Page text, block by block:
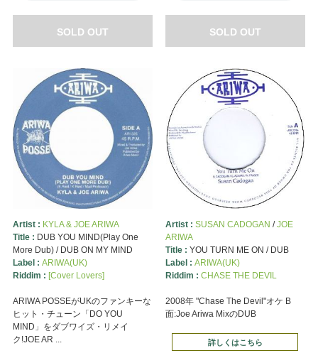
SOLD OUT SOLD OUT
Artist : KYLA & JOE ARIWA
Title : DUB YOU MIND(Play One
More Dub) / DUB ON MY MIND
Label : ARIWA(UK)
Riddim : [Cover Lovers]
ARIWA POSSEがUKのファンキーな
ヒット・チューン「DO YOU
MIND」をダブワイズ・リメイ
ク!JOE AR ...
Artist : SUSAN CADOGAN /JOE
ARIWA
Title : YOU TURN ME ON / DUB
Label : ARIWA(UK)
Riddim : CHASE THE DEVIL
2008年 "Chase The Devil"オケ B
面:Joe Ariwa MixのDUB
詳しくはこちら